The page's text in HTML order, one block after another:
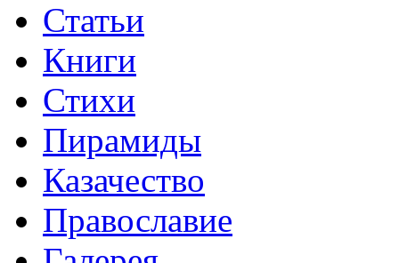
Статьи
Книги
Стихи
Пирамиды
Казачество
Православие